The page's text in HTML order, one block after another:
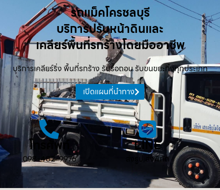
รถแม็คโครชลบุรี
บริการปรับหน้าดินและ
เคลียร์พื้นที่รกร้างโดยมืออาชีพ
บริการเคลียร์ริ่ง พื้นที่รกร้าง รับรื้อถอน รับขนขยะทิ้งทุกประเภท
เปิดแผนที่นำทาง
โทรศัพท์
098-482-9976
LINE
ส่งรูป ส่งพิกัด